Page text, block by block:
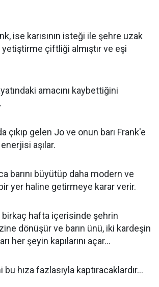
ise karısının isteği ile şehre uzak
çiftliği almıştır ve eşi
amacını kaybettiğini
çıkıp gelen Jo ve onun barı Frank'e
aşılar.
barını büyütüp daha modern ve
yer haline getirmeye karar verir.
hafta içerisinde şehrin
dönüşür ve barın ünü, iki kardeşin
her şeyin kapılarını açar…
hıza fazlasıyla kaptıracaklardır...